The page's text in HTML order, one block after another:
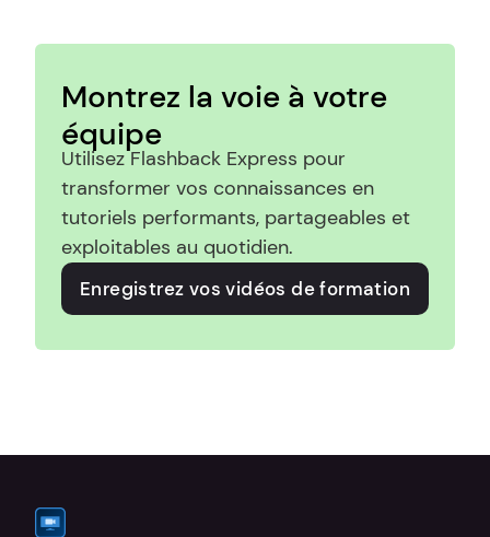
Montrez la voie à votre
équipe
Utilisez Flashback Express pour
transformer vos connaissances en
tutoriels performants, partageables et
exploitables au quotidien.
Enregistrez vos vidéos de formation